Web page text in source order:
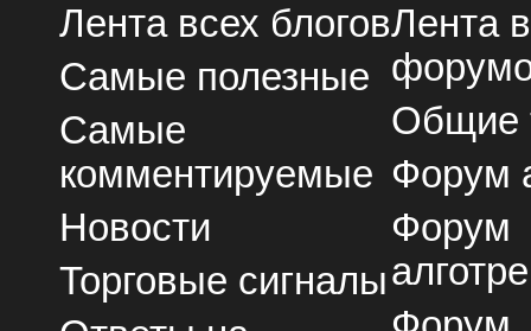
Лента всех блогов
Самые полезные
Самые
комментируемые
Новости
Торговые сигналы
Лента
Общие
Форум
Форум